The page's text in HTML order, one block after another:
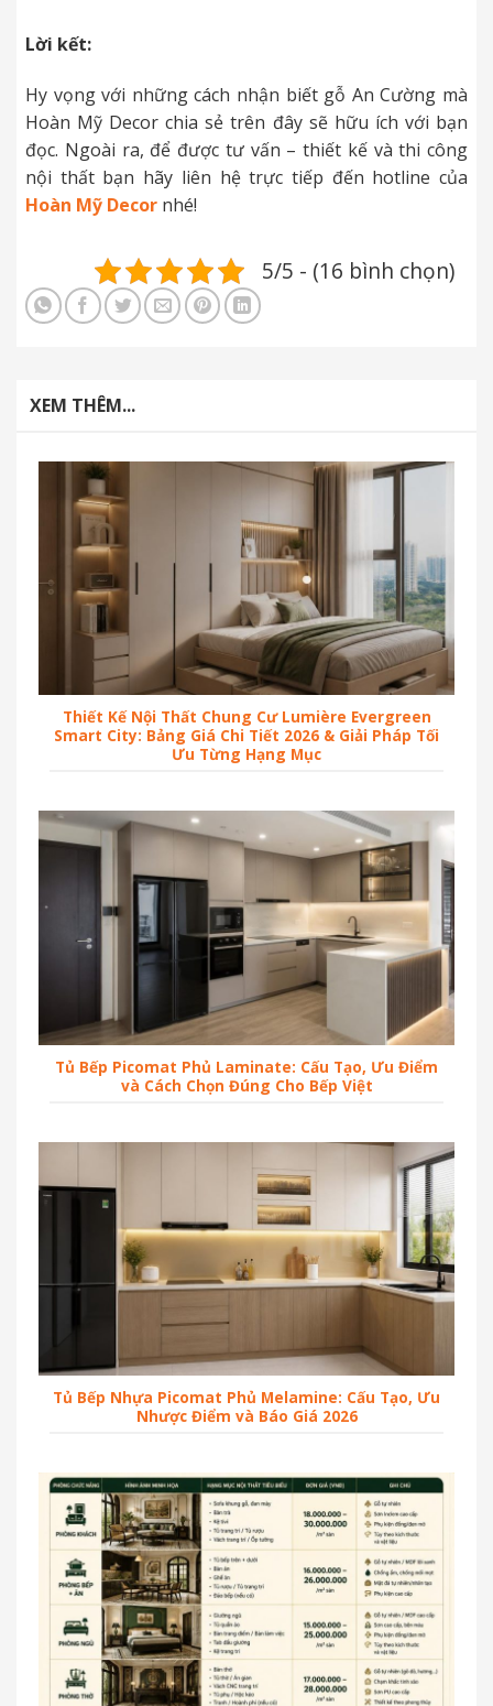
Lời kết:
Hy vọng với những cách nhận biết gỗ An Cường mà
Hoàn Mỹ Decor chia sẻ trên đây sẽ hữu ích với bạn
đọc. Ngoài ra, để được tư vấn – thiết kế và thi công
nội thất bạn hãy liên hệ trực tiếp đến hotline của
Hoàn Mỹ Decor nhé!
5/5 - (16 bình chọn)
XEM THÊM...
Thiết Kế Nội Thất Chung Cư Lumière Evergreen
Smart City: Bảng Giá Chi Tiết 2026 & Giải Pháp Tối
Ưu Từng Hạng Mục
Tủ Bếp Picomat Phủ Laminate: Cấu Tạo, Ưu Điểm
và Cách Chọn Đúng Cho Bếp Việt
Tủ Bếp Nhựa Picomat Phủ Melamine: Cấu Tạo, Ưu
Nhược Điểm và Báo Giá 2026